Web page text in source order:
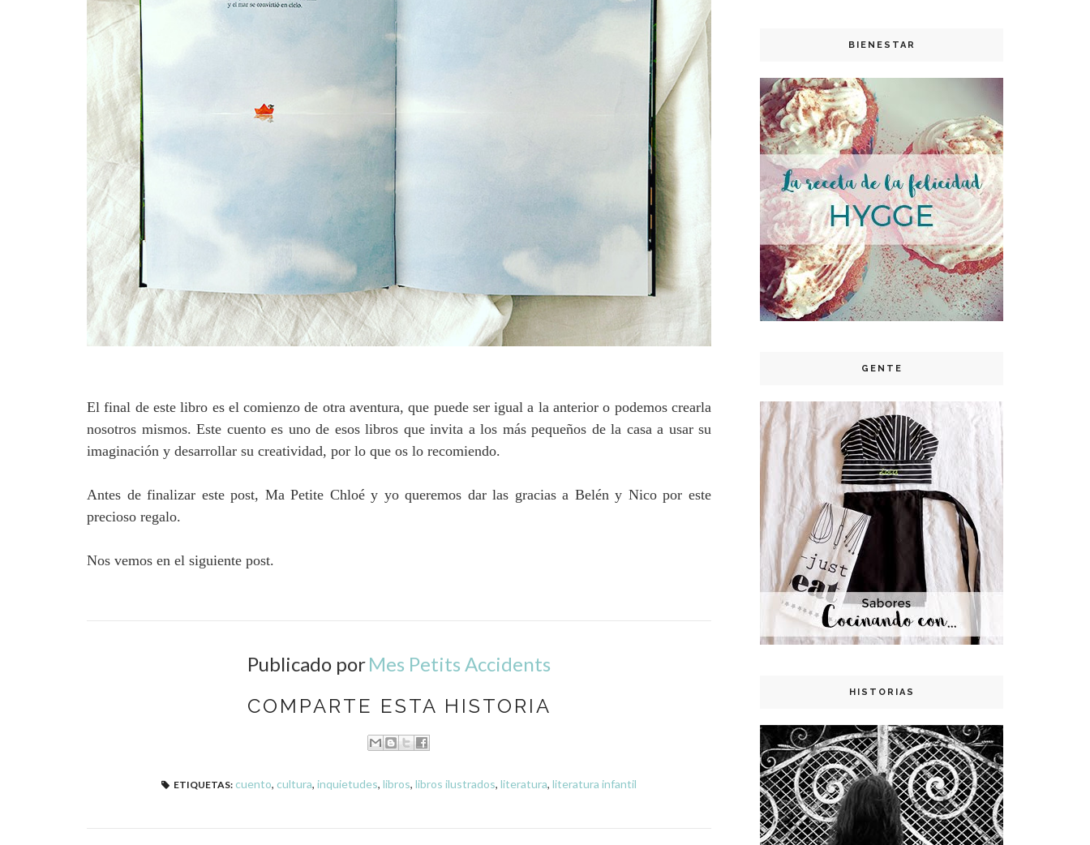
El final de este libro es el comienzo de otra aventura, que puede ser igual a la anterior o podemos crearla
nosotros mismos. Este cuento es uno de esos libros que invita a los más pequeños de la casa a usar su
imaginación y desarrollar su creatividad, por lo que os lo recomiendo.
Antes de finalizar este post, Ma Petite Chloé y yo queremos dar las gracias a Belén y Nico por este
precioso regalo.
Nos vemos en el siguiente post.
Publicado porMes Petits Accidents
COMPARTE ESTA HISTORIA
ETIQUETAS: cuento, cultura, inquietudes, libros, libros ilustrados, literatura, literatura infantil
BIENESTAR
GENTE
HISTORIAS